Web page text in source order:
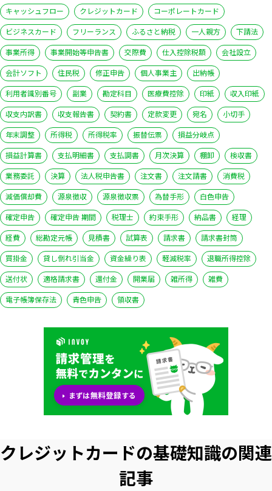
キャッシュフロー
クレジットカード
コーポレートカード
ビジネスカード
フリーランス ふるさと納税 一人親方
下請法
事業所得
事業開始等申告書 交際費 仕入控除税額
会社設立
会計ソフト
住民税 修正申告 個人事業主
出納帳
利用者識別番号
副業 勘定科目 医療費控除 印紙
収入印紙
収支内訳書
収支報告書 契約書 定款変更 宛名
小切手
年末調整
所得税 所得税率 振替伝票
損益分岐点
損益計算書
支払明細書 支払調書 月次決算 棚卸
検収書
業務委託
決算 法人税申告書 注文書 注文請書
消費税
減価償却費
源泉徴収 源泉徴収票 為替手形
白色申告
確定申告
確定申告 期間 税理士 約束手形 納品書
経理
経費
総勘定元帳 見積書 試算表 請求書
請求書封筒
買掛金
貸し倒れ引当金 資金繰り表 軽減税率
退職所得控除
送付状
適格請求書 還付金 開業届 雑所得
雑費
電子帳簿保存法
青色申告 領収書
クレジットカードの基礎知識の関連
記事